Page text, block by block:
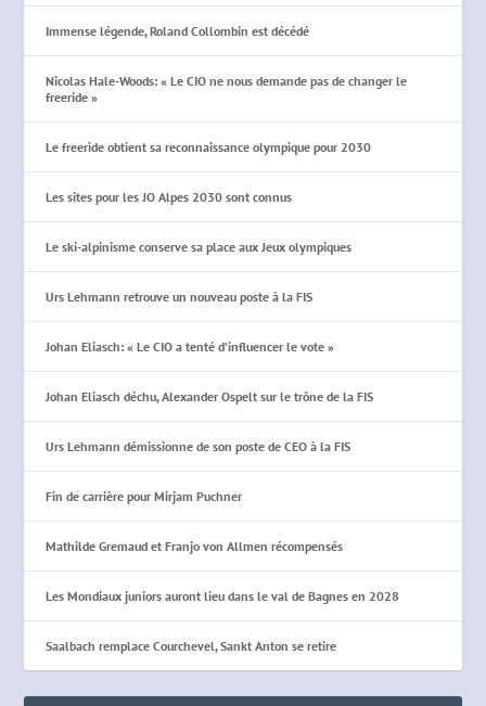
Immense légende, Roland Collombin est décédé
Nicolas Hale-Woods: « Le CIO ne nous demande pas de changer le
freeride »
Le freeride obtient sa reconnaissance olympique pour 2030
Les sites pour les JO Alpes 2030 sont connus
Le ski-alpinisme conserve sa place aux Jeux olympiques
Urs Lehmann retrouve un nouveau poste à la FIS
Johan Eliasch: « Le CIO a tenté d’influencer le vote »
Johan Eliasch déchu, Alexander Ospelt sur le trône de la FIS
Urs Lehmann démissionne de son poste de CEO à la FIS
Fin de carrière pour Mirjam Puchner
Mathilde Gremaud et Franjo von Allmen récompensés
Les Mondiaux juniors auront lieu dans le val de Bagnes en 2028
Saalbach remplace Courchevel, Sankt Anton se retire